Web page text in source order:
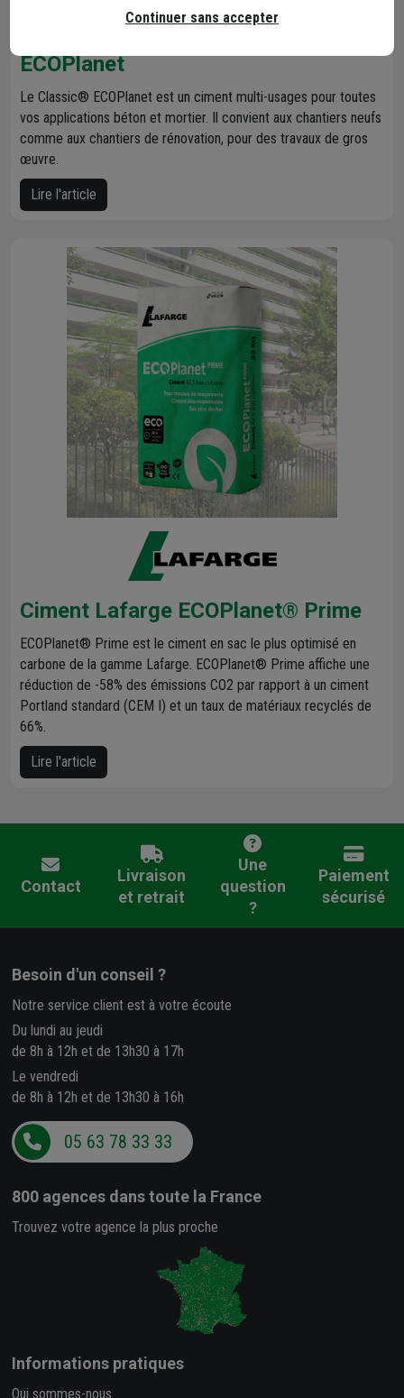
ECOPlanet
Le Classic® ECOPlanet est un ciment multi-usages pour toutes
vos applications béton et mortier. Il convient aux chantiers neufs
comme aux chantiers de rénovation, pour des travaux de gros
œuvre.
Lire l'article
Ciment Lafarge ECOPlanet® Prime
ECOPlanet® Prime est le ciment en sac le plus optimisé en
carbone de la gamme Lafarge. ECOPlanet® Prime affiche une
réduction de -58% des émissions CO2 par rapport à un ciment
Portland standard (CEM I) et un taux de matériaux recyclés de
66%.
Lire l'article
Contact
Livraison
et retrait
Une
question
?
Paiement
sécurisé
Besoin d'un conseil ?
Notre service client est à votre écoute
Du lundi au jeudi
de 8h à 12h et de 13h30 à 17h
Le vendredi
de 8h à 12h et de 13h30 à 16h
05 63 78 33 33
800 agences dans toute la France
Trouvez votre agence la plus proche
Informations pratiques
Qui sommes-nous
Continuer sans accepter